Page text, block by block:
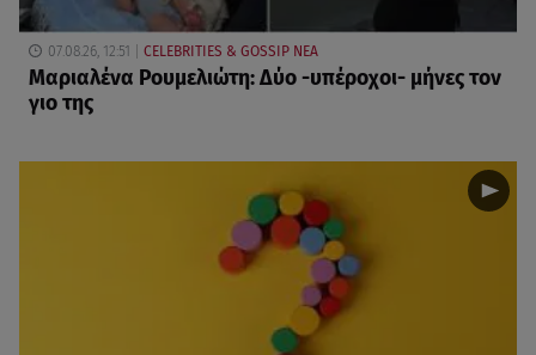
07.08.26, 12:51 CELEBRITIES & GOSSIP ΝΕΑ
Μαριαλένα Ρουμελιώτη: Δύο -υπέροχοι- μήνες τον
γιο της